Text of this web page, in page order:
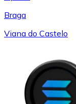
Braga
Viana do Castelo